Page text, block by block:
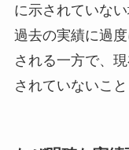
に示されていない
過去の実績に過
される一方で、
されていないこと